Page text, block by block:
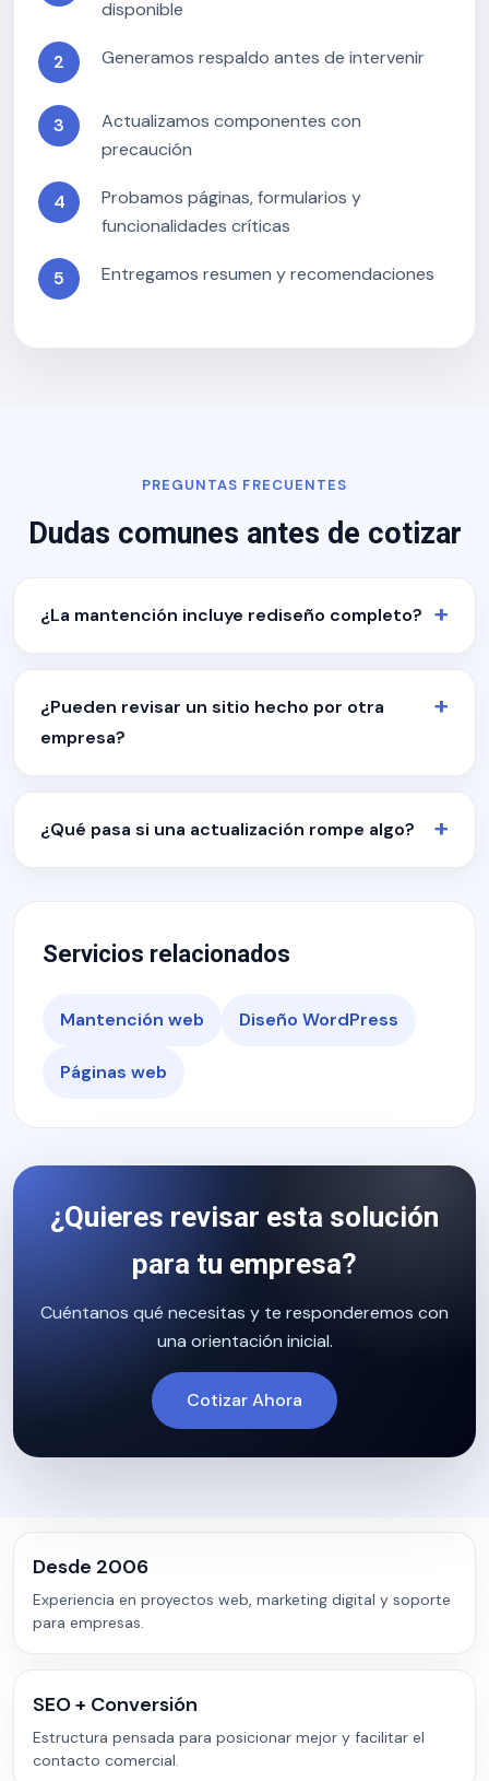
disponible
Generamos respaldo antes de intervenir
Actualizamos componentes con
precaución
Probamos páginas, formularios y
funcionalidades críticas
Entregamos resumen y recomendaciones
PREGUNTAS FRECUENTES
Dudas comunes antes de cotizar
¿La mantención incluye rediseño completo?
¿Pueden revisar un sitio hecho por otra
empresa?
¿Qué pasa si una actualización rompe algo?
Servicios relacionados
Mantención web Diseño WordPress
Páginas web
¿Quieres revisar esta solución
para tu empresa?
Cuéntanos qué necesitas y te responderemos con
una orientación inicial.
Cotizar Ahora
Desde 2006
Experiencia en proyectos web, marketing digital y soporte
para empresas.
SEO + Conversión
Estructura pensada para posicionar mejor y facilitar el
contacto comercial.